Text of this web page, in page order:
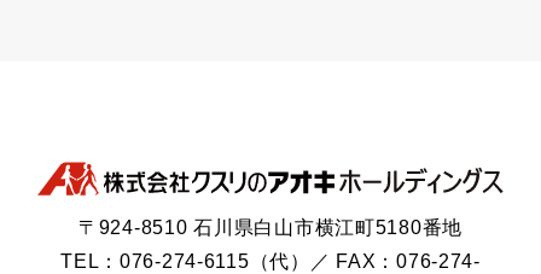
〒924-8510 石川県白山市横江町5180番地
TEL：076-274-6115（代）／ FAX：076-274-